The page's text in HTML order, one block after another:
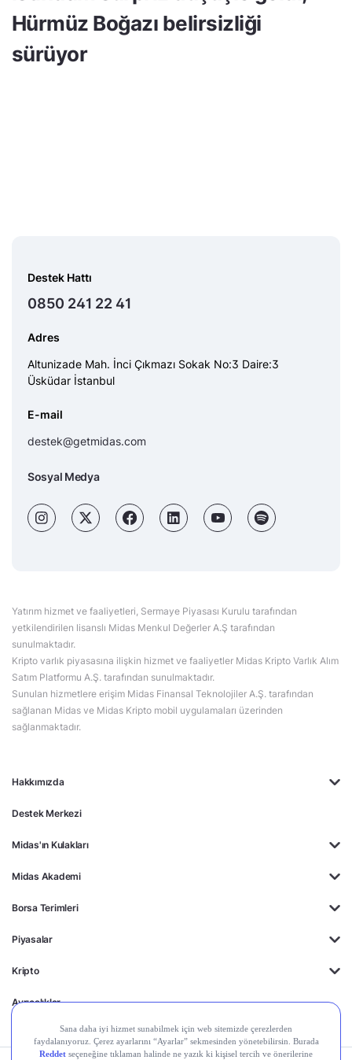
Hürmüz Boğazı belirsizliği
sürüyor
Hakkımızda
Destek Merkezi
Midas'ın Kulakları
Midas Akademi
Borsa Terimleri
Piyasalar
Kripto
Ayrıcalıklar
Destek Hattı
0850 241 22 41
Adres
Altunizade Mah. İnci Çıkmazı Sokak No:3 Daire:3
Üsküdar İstanbul
E-mail
destek@getmidas.com
Sosyal Medya
Yatırım hizmet ve faaliyetleri, Sermaye Piyasası Kurulu tarafından
yetkilendirilen lisanslı Midas Menkul Değerler A.Ş tarafından
sunulmaktadır.
Kripto varlık piyasasına ilişkin hizmet ve faaliyetler Midas Kripto Varlık Alım
Satım Platformu A.Ş. tarafından sunulmaktadır.
Sunulan hizmetlere erişim Midas Finansal Teknolojiler A.Ş. tarafından
sağlanan Midas ve Midas Kripto mobil uygulamaları üzerinden
sağlanmaktadır.